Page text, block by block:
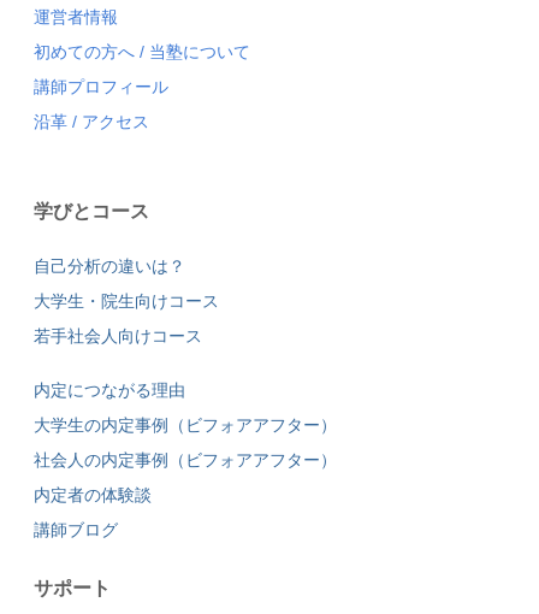
運営者情報
初めての方へ/ 当塾について
講師プロフィール
沿革/ アクセス
学びとコース
自己分析の違いは？
大学生・院生向けコース
若手社会人向けコース
内定につながる理由
大学生の内定事例（ビフォアアフター）
社会人の内定事例（ビフォアアフター）
内定者の体験談
講師ブログ
サポート